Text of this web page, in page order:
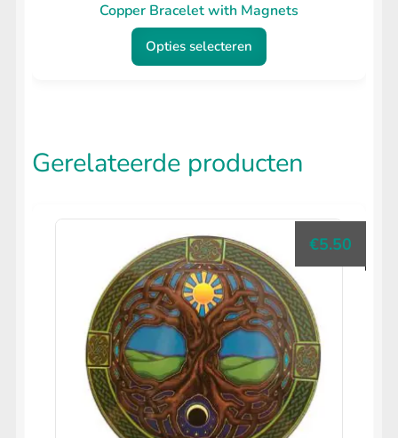
Copper Bracelet with Magnets
Opties selecteren
meerdere
Deze
optie
kan
gekozen
worden
op
de
productpagina
Gerelateerde producten
€5.50